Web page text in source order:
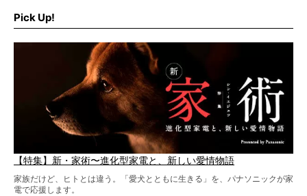
Pick Up!
【特集】新・家術〜進化型家電と、新しい愛情物語
家族だけど、ヒトとは違う。「愛犬とともに生きる」を、パナソニックが家
電で応援します。